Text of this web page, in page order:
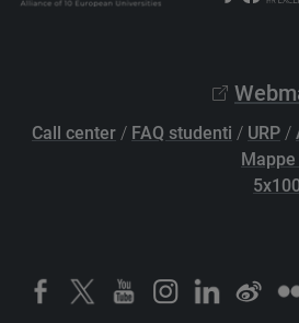
Call center / FAQ studenti / URP /